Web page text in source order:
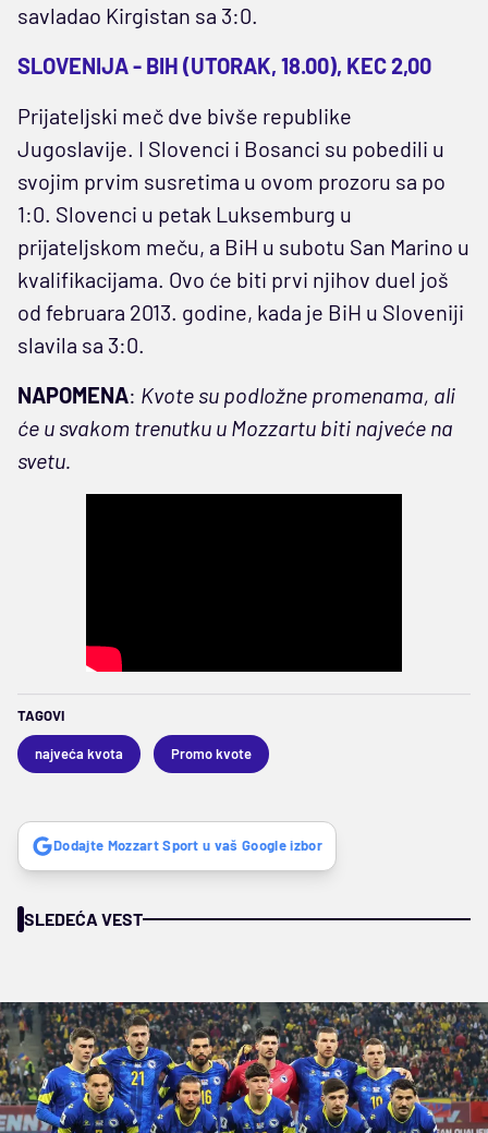
savladao Kirgistan sa 3:0.
SLOVENIJA - BIH (UTORAK, 18.00), KEC 2,00
Prijateljski meč dve bivše republike
Jugoslavije. I Slovenci i Bosanci su pobedili u
svojim prvim susretima u ovom prozoru sa po
1:0. Slovenci u petak Luksemburg u
prijateljskom meču, a BiH u subotu San Marino u
kvalifikacijama. Ovo će biti prvi njihov duel još
od februara 2013. godine, kada je BiH u Sloveniji
slavila sa 3:0.
NAPOMENA: Kvote su podložne promenama, ali
će u svakom trenutku u Mozzartu biti najveće na
svetu.
TAGOVI
najveća kvota Promo kvote
Dodajte Mozzart Sport u vaš Google izbor
SLEDEĆA VEST